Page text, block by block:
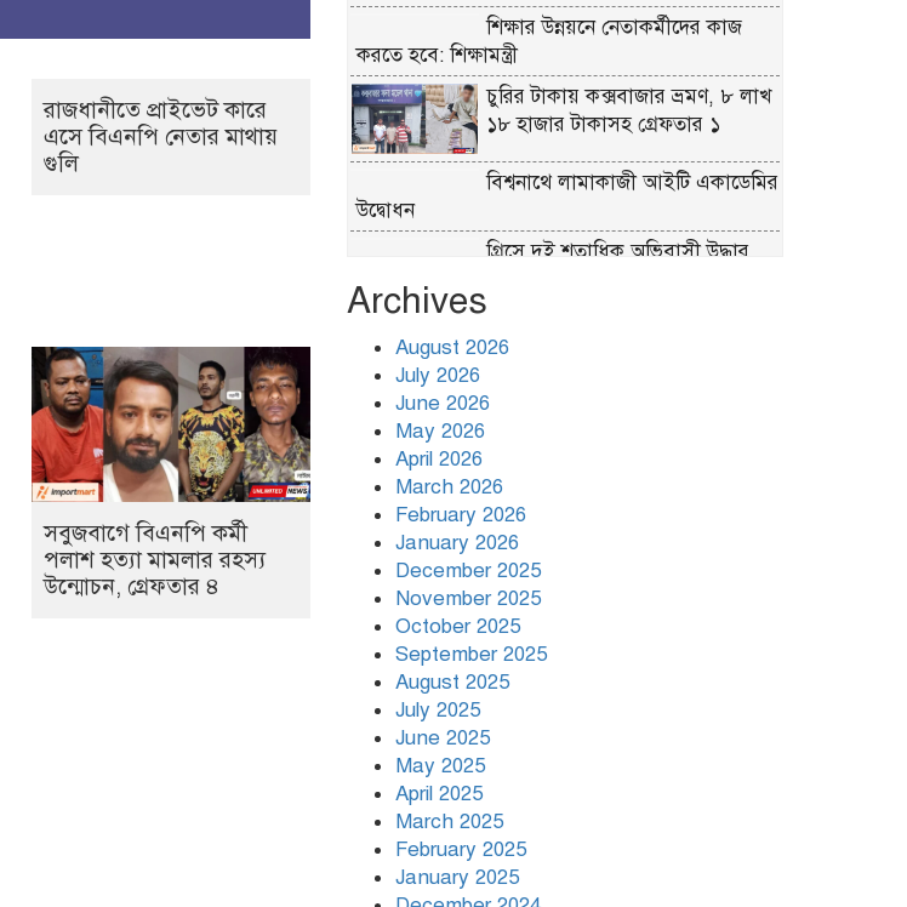
রাজধানীতে প্রাইভেট কারে
এসে বিএনপি নেতার মাথায়
গুলি
সবুজবাগে বিএনপি কর্মী
পলাশ হত্যা মামলার রহস্য
উন্মোচন, গ্রেফতার ৪
শিক্ষার উন্নয়নে নেতাকর্মীদের কাজ
করতে হবে: শিক্ষামন্ত্রী
চুরির টাকায় কক্সবাজার ভ্রমণ, ৮ লাখ
১৮ হাজার টাকাসহ গ্রেফতার ১
বিশ্বনাথে লামাকাজী আইটি একাডেমির
উদ্বোধন
গ্রিসে দুই শতাধিক অভিবাসী উদ্ধার,
লজ্জাজনক হার বাংলাদেশের
গাইবান্ধায় ৫০ পিস ইয়াবাসহ মাদক
টুঙ্গিপাড়ায় পানিতে ডুবেছে ঘরবাড়ি,
কবরস্থান, রান্নাঘর
Archives
August 2026
July 2026
June 2026
May 2026
April 2026
March 2026
February 2026
January 2026
December 2025
November 2025
October 2025
September 2025
August 2025
July 2025
June 2025
May 2025
April 2025
March 2025
February 2025
January 2025